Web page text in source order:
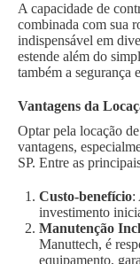
A capacidade de
combinada com sua
indispensável em
estende além do
também a segurança
Vantagens da
Optar pela locação
vantagens,
SP. Entre as
Custo-benefício:
investimento
Manutenção
Manuttech, é
equipamento,